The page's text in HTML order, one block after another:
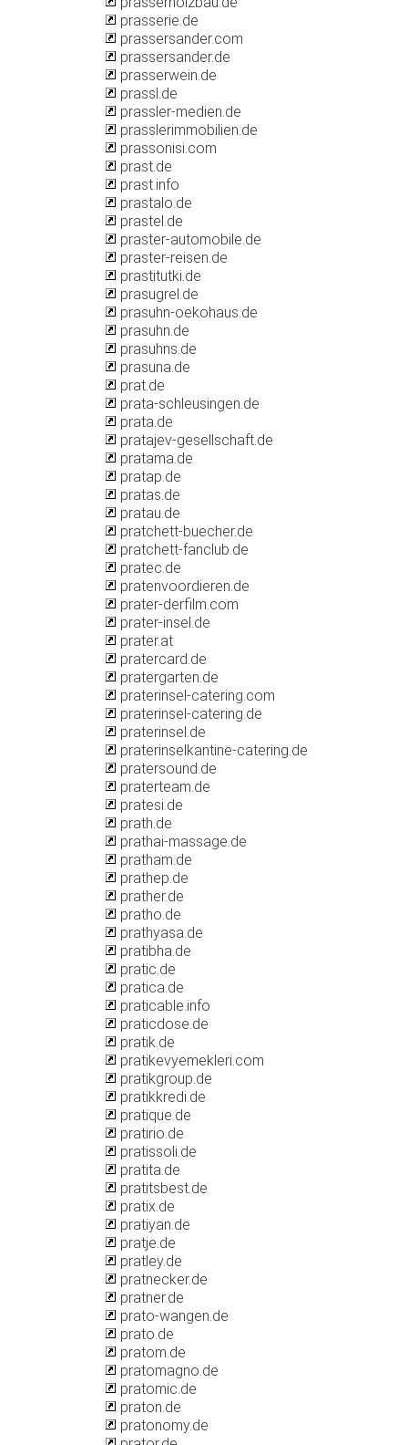
prasserie.de
prassersander.com
prassersander.de
prasserwein.de
prassl.de
prassler-medien.de
prasslerimmobilien.de
prassonisi.com
prast.de
prast.info
prastalo.de
prastel.de
praster-automobile.de
praster-reisen.de
prastitutki.de
prasugrel.de
prasuhn-oekohaus.de
prasuhn.de
prasuhns.de
prasuna.de
prat.de
prata-schleusingen.de
prata.de
pratajev-gesellschaft.de
pratama.de
pratap.de
pratas.de
pratau.de
pratchett-buecher.de
pratchett-fanclub.de
pratec.de
pratenvoordieren.de
prater-derfilm.com
prater-insel.de
prater.at
pratercard.de
pratergarten.de
praterinsel-catering.com
praterinsel-catering.de
praterinsel.de
praterinselkantine-catering.de
pratersound.de
praterteam.de
pratesi.de
prath.de
prathai-massage.de
pratham.de
prathep.de
prather.de
pratho.de
prathyasa.de
pratibha.de
pratic.de
pratica.de
praticable.info
praticdose.de
pratik.de
pratikevyemekleri.com
pratikgroup.de
pratikkredi.de
pratique.de
pratirio.de
pratissoli.de
pratita.de
pratitsbest.de
pratix.de
pratiyan.de
pratje.de
pratley.de
pratnecker.de
pratner.de
prato-wangen.de
prato.de
pratom.de
pratomagno.de
pratomic.de
praton.de
pratonomy.de